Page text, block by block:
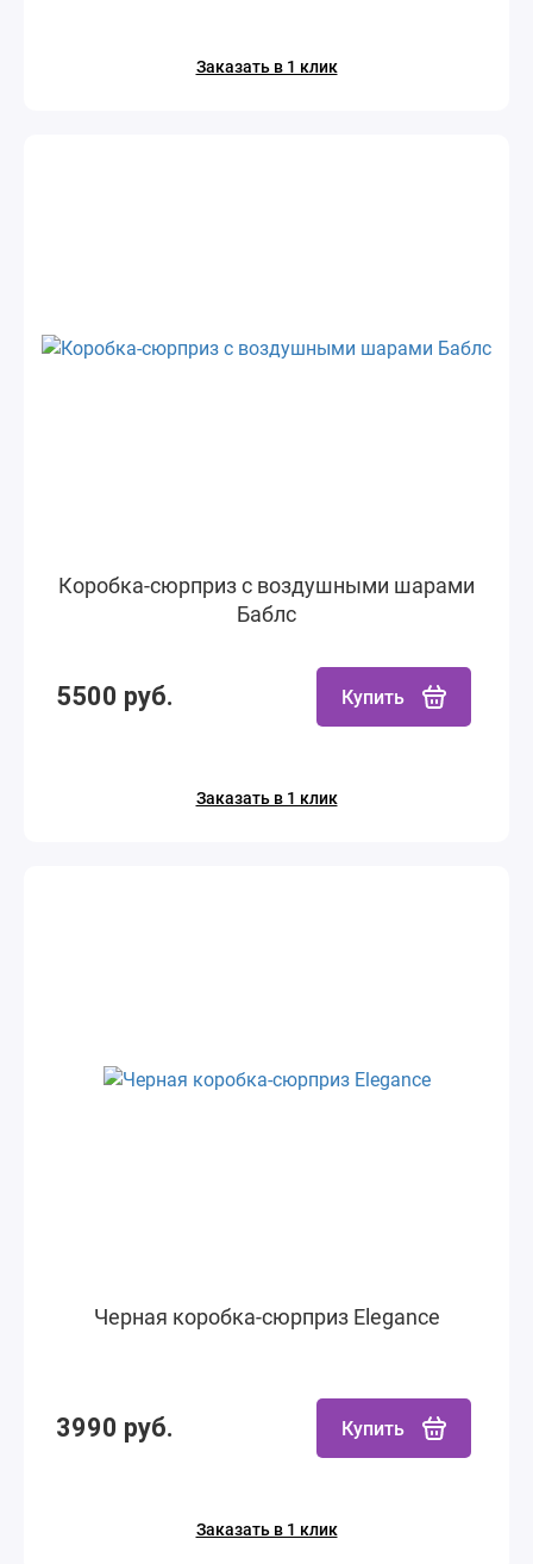
Заказать в 1 клик
Коробка-сюрприз с воздушными шарами
Баблс
5500 руб. Купить
Заказать в 1 клик
Черная коробка-сюрприз Elegance
3990 руб. Купить
Заказать в 1 клик